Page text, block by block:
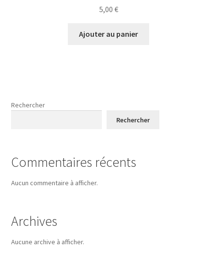
5,00 €
Ajouter au panier
Rechercher
Rechercher
Commentaires récents
Aucun commentaire à afficher.
Archives
Aucune archive à afficher.